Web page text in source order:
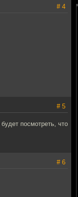
# 4
# 5
посмотреть, что
# 6